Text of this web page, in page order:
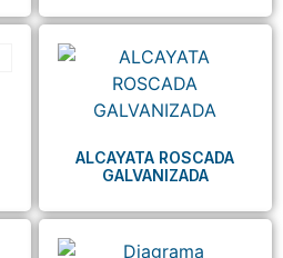
ALCAYATA ROSCADA
GALVANIZADA